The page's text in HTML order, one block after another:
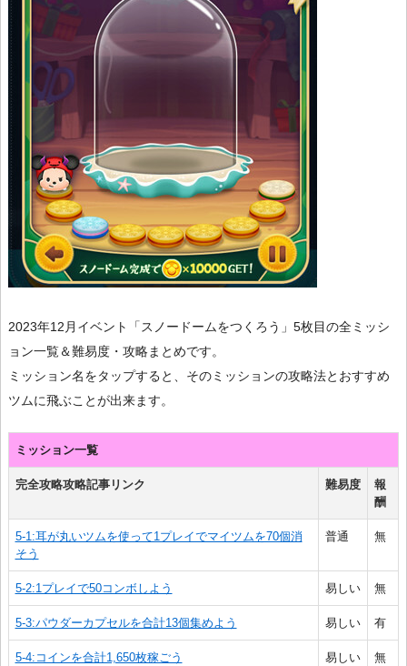
2023年12月イベント「スノードームをつくろう」5枚目の全ミッシ
ョン一覧＆難易度・攻略まとめです。
ミッション名をタップすると、そのミッションの攻略法とおすすめ
ツムに飛ぶことが出来ます。
ミッション一覧
完全攻略攻略記事リンク 難易度
報
酬
5-1:耳が丸いツムを使って1プレイでマイツムを70個消
そう
普通 無
5-2:1プレイで50コンボしよう 易しい 無
5-3:パウダーカプセルを合計13個集めよう 易しい 有
5-4:コインを合計1,650枚稼ごう 易しい 無